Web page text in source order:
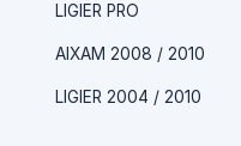
LIGIER PRO
AIXAM 2008 / 2010
LIGIER 2004 / 2010